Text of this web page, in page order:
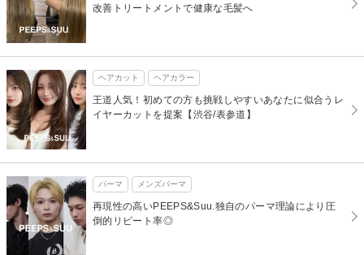
改善トリートメントで健康な毛髪へ
ヘアカット ヘアカラー
王道人気！初めての方も挑戦しやすいあなたに似合うレ
イヤーカットを提案【渋谷/表参道】
パーマ メンズパーマ
再現性の高いPEEPS&Suu.独自のパーマ理論により圧
倒的リピート率◎